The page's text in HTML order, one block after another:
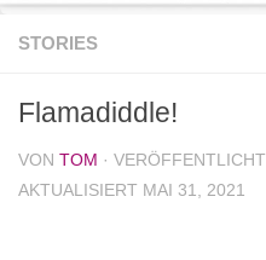
STORIES
Flamadiddle!
VON TOM · VERÖFFENTLICHT
AKTUALISIERT MAI 31, 2021